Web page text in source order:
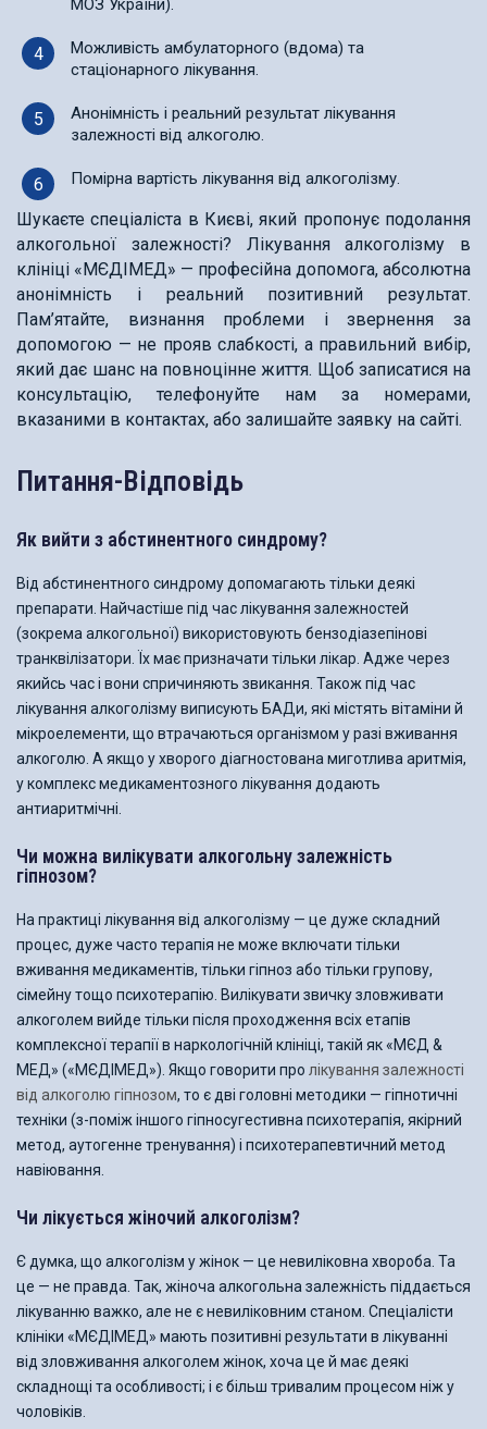
МОЗ України).
Можливість амбулаторного (вдома) та
стаціонарного лікування.
Анонімність і реальний результат лікування
залежності від алкоголю.
Помірна вартість лікування від алкоголізму.
Шукаєте спеціаліста в Києві, який пропонує подолання
алкогольної залежності? Лікування алкоголізму в
клініці «МЄДІМЕД» — професійна допомога, абсолютна
анонімність і реальний позитивний результат.
Пам’ятайте, визнання проблеми і звернення за
допомогою — не прояв слабкості, а правильний вибір,
який дає шанс на повноцінне життя. Щоб записатися на
консультацію, телефонуйте нам за номерами,
вказаними в контактах, або залишайте заявку на сайті.
Питання-Відповідь
Як вийти з абстинентного синдрому?
Від абстинентного синдрому допомагають тільки деякі
препарати. Найчастіше під час лікування залежностей
(зокрема алкогольної) використовують бензодіазепінові
транквілізатори. Їх має призначати тільки лікар. Адже через
якийсь час і вони спричиняють звикання. Також під час
лікування алкоголізму виписують БАДи, які містять вітаміни й
мікроелементи, що втрачаються організмом у разі вживання
алкоголю. А якщо у хворого діагностована миготлива аритмія,
у комплекс медикаментозного лікування додають
антиаритмічні.
Чи можна вилікувати алкогольну залежність
гіпнозом?
На практиці лікування від алкоголізму — це дуже складний
процес, дуже часто терапія не може включати тільки
вживання медикаментів, тільки гіпноз або тільки групову,
сімейну тощо психотерапію. Вилікувати звичку зловживати
алкоголем вийде тільки після проходження всіх етапів
комплексної терапії в наркологічній клініці, такій як «МЄД &
МЕД» («МЄДІМЕД»). Якщо говорити про лікування залежності
від алкоголю гіпнозом, то є дві головні методики — гіпнотичні
техніки (з-поміж іншого гіпносугестивна психотерапія, якірний
метод, аутогенне тренування) і психотерапевтичний метод
навіювання.
Чи лікується жіночий алкоголізм?
Є думка, що алкоголізм у жінок — це невиліковна хвороба. Та
це — не правда. Так, жіноча алкогольна залежність піддається
лікуванню важко, але не є невиліковним станом. Спеціалісти
клініки «МЄДІМЕД» мають позитивні результати в лікуванні
від зловживання алкоголем жінок, хоча це й має деякі
складнощі та особливості; і є більш тривалим процесом ніж у
чоловіків.